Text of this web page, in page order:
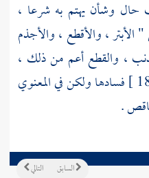
وشأن يهتم به شرعا ،
، والأقطع ، والأجذم
، والقطع أعم من ذلك ،
فسادها ولكن في المعنوي
.
التالي السابق